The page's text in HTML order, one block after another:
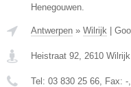
Henegouwen.
Antwerpen » Wilrijk |
Heistraat 92 2610 Wilrijk
Tel: 03 830 25 66 , Fax: -